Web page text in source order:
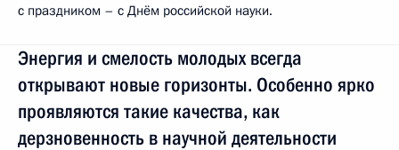
с праздником – с Днём российской науки.
Энергия и смелость молодых всегда
открывают новые горизонты. Особенно ярко
проявляются такие качества, как
дерзновенность в научной деятельности